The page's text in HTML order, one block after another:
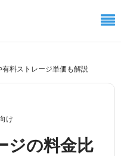
料ストレージ単価も解説
け
ジの料金比